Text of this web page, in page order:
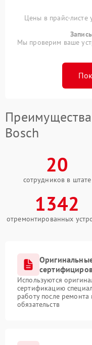
Цены в прайс-листе
Мы проверим ваше
Bosch
20
сотрудников в штате
1342
отремонтированных
Используются
сертификацию
работу после
обязательств